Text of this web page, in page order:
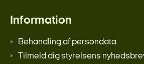
Information
Behandling af persondata
Tilmeld dig styrelsens